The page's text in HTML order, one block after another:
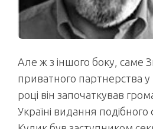
Але ж з іншого боку, саме
приватного партнерства
році він започаткував
Україні видання